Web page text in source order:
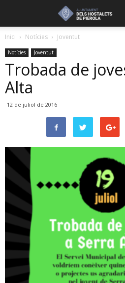
Inici Notícies Joventut
Notícies Joventut
Trobada de
Alta
12 de juliol de 2016